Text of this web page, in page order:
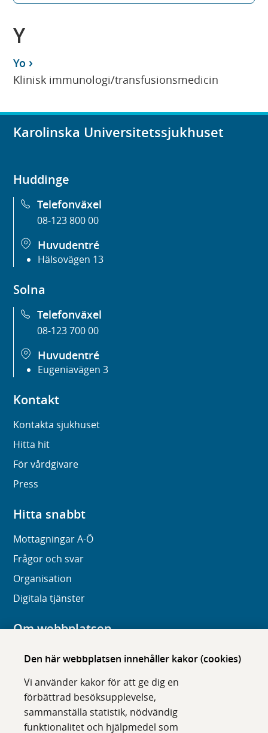
Den här webbplatsen innehåller kakor (cookies)
Vi använder kakor för att ge dig en
förbättrad besöksupplevelse,
sammanställa statistik, nödvändig
funktionalitet och hjälpmedel som
Y
Yo
Klinisk immunologi/transfusionsmedicin
Karolinska Universitetssjukhuset
Huddinge
Telefonväxel
08-123 800 00
Huvudentré
Hälsovägen 13
Solna
Telefonväxel
08-123 700 00
Huvudentré
Eugeniavägen 3
Kontakt
Kontakta sjukhuset
Hitta hit
För vårdgivare
Press
Hitta snabbt
Mottagningar A-Ö
Frågor och svar
Organisation
Digitala tjänster
Om webbplatsen
Om karolinska.se
Tillgänglighet
Om cookies